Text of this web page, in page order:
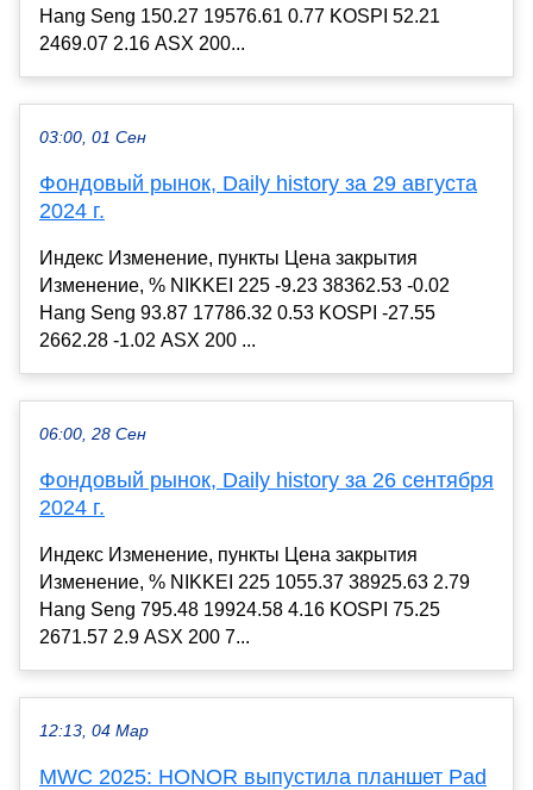
Hang Seng 150.27 19576.61 0.77 KOSPI 52.21
2469.07 2.16 ASX 200...
03:00, 01 Сен
Фондовый рынок, Daily history за 29 августа
2024 г.
Индекс Изменение, пункты Цена закрытия
Изменение, % NIKKEI 225 -9.23 38362.53 -0.02
Hang Seng 93.87 17786.32 0.53 KOSPI -27.55
2662.28 -1.02 ASX 200 ...
06:00, 28 Сен
Фондовый рынок, Daily history за 26 сентября
2024 г.
Индекс Изменение, пункты Цена закрытия
Изменение, % NIKKEI 225 1055.37 38925.63 2.79
Hang Seng 795.48 19924.58 4.16 KOSPI 75.25
2671.57 2.9 ASX 200 7...
12:13, 04 Мар
MWC 2025: HONOR выпустила планшет Pad